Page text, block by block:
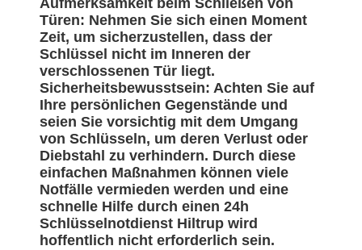
Aufmerksamkeit beim Schließen von
Türen: Nehmen Sie sich einen Moment
Zeit, um sicherzustellen, dass der
Schlüssel nicht im Inneren der
verschlossenen Tür liegt.
Sicherheitsbewusstsein: Achten Sie auf
Ihre persönlichen Gegenstände und
seien Sie vorsichtig mit dem Umgang
von Schlüsseln, um deren Verlust oder
Diebstahl zu verhindern. Durch diese
einfachen Maßnahmen können viele
Notfälle vermieden werden und eine
schnelle Hilfe durch einen 24h
Schlüsselnotdienst Hiltrup wird
hoffentlich nicht erforderlich sein.